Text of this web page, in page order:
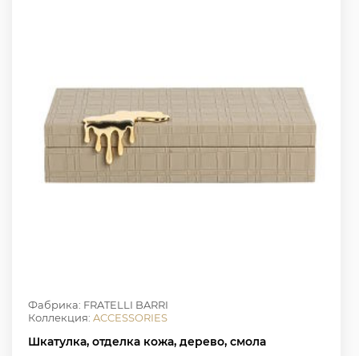
Фабрика: FRATELLI BARRI
Коллекция: ACCESSORIES
Шкатулка, отделка кожа, дерево, смола